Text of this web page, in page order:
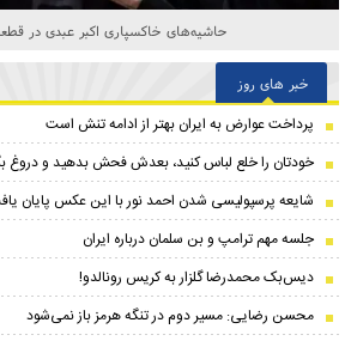
حاشیه‌های خاکسپاری اکبر عبدی در
خبر های روز
پرداخت عوارض به ایران بهتر از ادامه تنش است
خودتان را خلع لباس کنید، بعدش فحش بدهید و دروغ
شایعه پرسپولیسی شدن احمد نور با این عکس پایان
جلسه مهم ترامپ و بن سلمان درباره ایران
دیس‌بک محمدرضا گلزار به کریس رونالدو!
محسن رضایی: مسیر دوم در تنگه هرمز باز نمی‌شود